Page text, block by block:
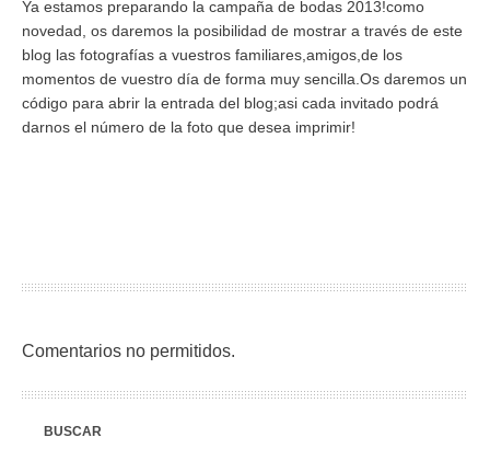
Ya estamos preparando la campaña de bodas 2013!como
novedad, os daremos la posibilidad de mostrar a través de este
blog las fotografías a vuestros familiares,amigos,de los
momentos de vuestro día de forma muy sencilla.Os daremos un
código para abrir la entrada del blog;asi cada invitado podrá
darnos el número de la foto que desea imprimir!
Comentarios no permitidos.
BUSCAR